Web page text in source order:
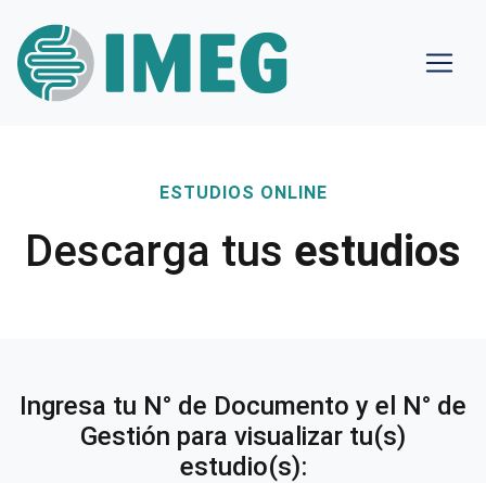
ESTUDIOS ONLINE
Descarga tus estudios
Ingresa tu N° de Documento y el N° de
Gestión para visualizar tu(s)
estudio(s):